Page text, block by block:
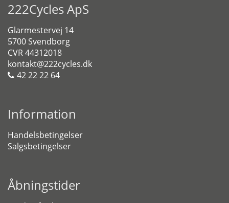
222Cycles ApS
Glarmestervej 14
5700 Svendborg
CVR 44312018
kontakt@222cycles.dk
42 22 22 64
Information
Handelsbetingelser
Salgsbetingelser
Åbningstider